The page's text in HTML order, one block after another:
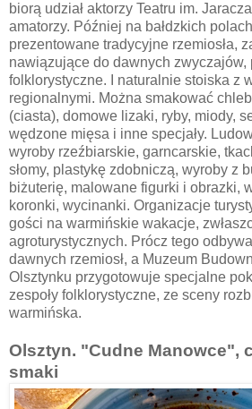
biorą udział aktorzy Teatru im.
amatorzy. Później na bałdzkich
prezentowane tradycyjne rzemiosła,
nawiązujące do dawnych zwyczajów,
folklorystyczne. I naturalnie stoiska z
regionalnymi. Można smakować
(ciasta), domowe lizaki, ryby, miody,
wędzone mięsa i inne specjały.
wyroby rzeźbiarskie, garncarskie,
słomy, plastykę zdobniczą, wyroby z
biżuterię, malowane figurki i obrazki,
koronki, wycinanki. Organizacje
gości na warmińskie wakacje,
agroturystycznych. Prócz tego
dawnych rzemiosł, a Muzeum
Olsztynku przygotowuje specjalne
zespoły folklorystyczne, ze sceny
warmińska.
Olsztyn. "Cudne Manowce",
smaki